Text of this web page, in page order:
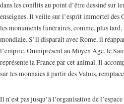
dans les conflits au point d’être dessiné sur
enseignes. Il veille sur l’esprit immortel des
les monuments funéraires, comme, plus
mondiale. S’il disparaît avec Rome, il
l’empire. Omniprésent au Moyen Âge, le
représente la France par cet animal. Il
sur les monnaies à partir des Valois,
Il n’est pas jusqu’à l’organisation de